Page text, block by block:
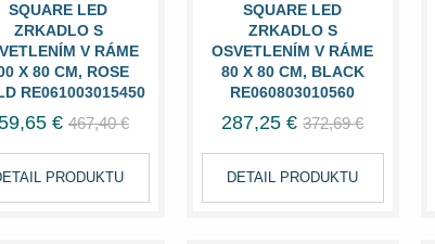
SQUARE LED
ZRKADLO S
V RÁME
X 80 CM, ROSE
RE061003015450
€ 467,40 €
PRODUKTU
SQUARE LED
ZRKADLO S
OSVETLENÍM V RÁME
80 X 80 CM, BLACK
RE060803010560
287,25 € 372,69 €
DETAIL PRODUKTU